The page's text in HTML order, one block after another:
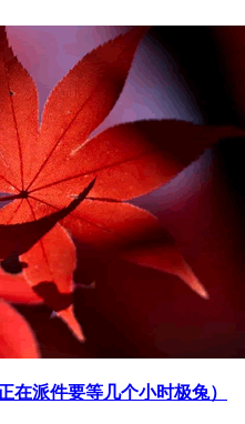
在派件要等几个小时极兔）